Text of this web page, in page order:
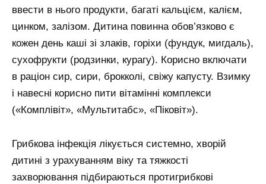
ввести в нього продукти, багаті кальцієм, калієм,
цинком, залізом. Дитина повинна обов’язково є
кожен день каші зі злаків, горіхи (фундук, мигдаль),
сухофрукти (родзинки, курагу). Корисно включати
в раціон сир, сири, брокколі, свіжу капусту. Взимку
і навесні корисно пити вітамінні комплекси
(«Комплівіт», «Мультитабс», «Піковіт»).
Грибкова інфекція лікується системно, хворій
дитині з урахуванням віку та тяжкості
захворювання підбираються протигрибкові